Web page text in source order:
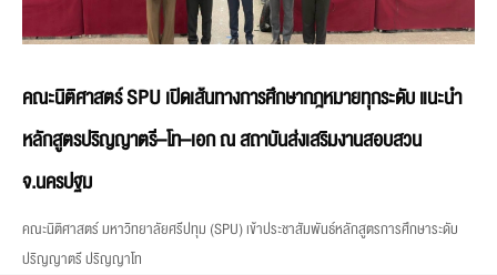
คณะนิติศาสตร์ SPU เปิดเส้นทางการศึกษากฎหมายทุกระดับ แนะนำ
หลักสูตรปริญญาตรี–โท–เอก ณ สถาบันส่งเสริมงานสอบสวน
จ.นครปฐม
คณะนิติศาสตร์ มหาวิทยาลัยศรีปทุม (SPU) เข้าประชาสัมพันธ์หลักสูตรการศึกษาระดับ
ปริญญาตรี ปริญญาโท